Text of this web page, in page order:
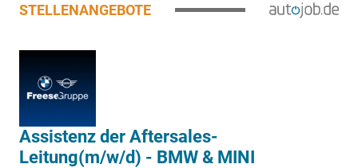
STELLENANGEBOTE
Assistenz der Aftersales-
Leitung(m/w/d) - BMW & MINI